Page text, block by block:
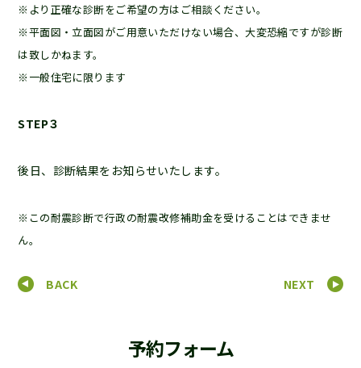
※より正確な診断をご希望の方はご相談ください。
※平面図・立面図がご用意いただけない場合、大変恐縮ですが診断
は致しかねます。
※一般住宅に限ります
STEP３
後日、診断結果をお知らせいたします。
※この耐震診断で行政の耐震改修補助金を受けることはできませ
ん。
BACK NEXT
予約フォーム